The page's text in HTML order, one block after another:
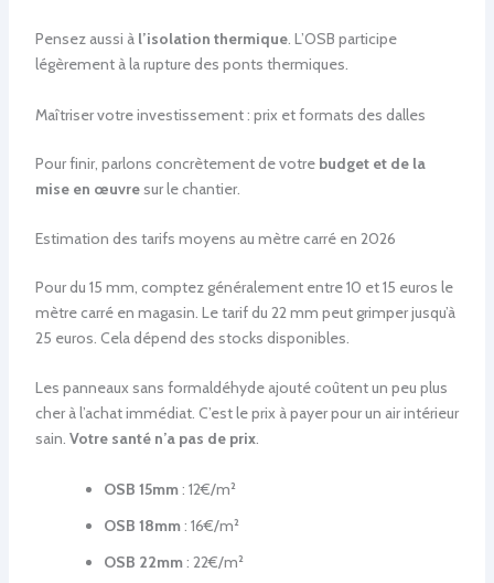
Pensez aussi à l’isolation thermique. L’OSB participe
légèrement à la rupture des ponts thermiques.
Maîtriser votre investissement : prix et formats des dalles
Pour finir, parlons concrètement de votre budget et de la
mise en œuvresur le chantier.
Estimation des tarifs moyens au mètre carré en 2026
Pour du 15 mm, comptez généralement entre 10 et 15 euros le
mètre carré en magasin. Le tarif du 22 mm peut grimper jusqu’à
25 euros. Cela dépend des stocks disponibles.
Les panneaux sans formaldéhyde ajouté coûtent un peu plus
cher à l’achat immédiat. C’est le prix à payer pour un air intérieur
sain. Votre santé n’a pas de prix.
OSB 15mm: 12€/m²
OSB 18mm: 16€/m²
OSB 22mm: 22€/m²